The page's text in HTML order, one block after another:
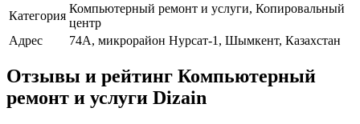
Категория
Компьютерный ремонт и услуги, Копировальный
центр
Адрес
74А, микрорайон Нурсат-1, Шымкент, Казахстан
Отзывы и рейтинг Компьютерный
ремонт и услуги Dizain